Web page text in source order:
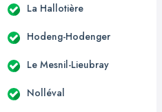
La Hallotière
Hodeng-Hodenger
Le Mesnil-Lieubray
Nolléval